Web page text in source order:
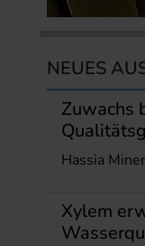
NEUES
Zuwachs
Hassia
Xylem